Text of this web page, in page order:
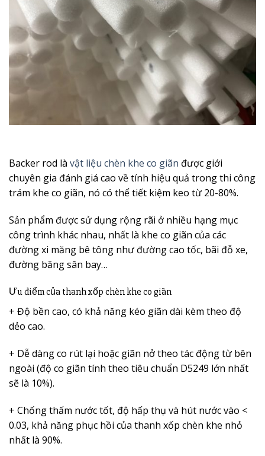
Backer rod là vật liệu chèn khe co giãn được giới
chuyên gia đánh giá cao về tính hiệu quả trong thi công
trám khe co giãn, nó có thể tiết kiệm keo từ 20-80%.
Sản phẩm được sử dụng rộng rãi ở nhiều hạng mục
công trình khác nhau, nhất là khe co giãn của các
đường xi măng bê tông như đường cao tốc, bãi đỗ xe,
đường băng sân bay…
Ưu điểm của thanh xốp chèn khe co giãn
+ Độ bền cao, có khả năng kéo giãn dài kèm theo độ
dẻo cao.
+ Dễ dàng co rút lại hoặc giãn nở theo tác động từ bên
ngoài (độ co giãn tính theo tiêu chuẩn D5249 lớn nhất
sẽ là 10%).
+ Chống thấm nước tốt, độ hấp thụ và hút nước vào <
0.03, khả năng phục hồi của thanh xốp chèn khe nhỏ
nhất là 90%.